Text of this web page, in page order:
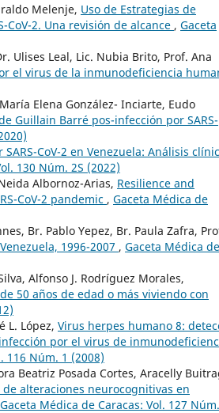
Melenje, Uso de Estrategias de
CoV-2. Una revisión de alcance , Gaceta
Ulises Leal, Lic. Nubia Brito, Prof. Ana
el virus de la inmunodeficiencia
Elena González- Inciarte, Eudo
Guillain Barré pos-infección por SARS-
CoV-2 en Venezuela: Análisis
130 Núm. 2S (2022)
Albornoz-Arias, Resilience and
CoV-2 pandemic , Gaceta Médica de
Br. Pablo Yepez, Br. Paula Zafra,
1996-2007 , Gaceta Médica de
Alfonso J. Rodríguez Morales,
50 años de edad o más viviendo con
L. López, Virus herpes humano 8:
por el virus de
116 Núm. 1 (2008)
Beatriz Posada Cortes, Aracelly
de alteraciones neurocognitivas en
Gaceta Médica de Caracas: Vol. 127